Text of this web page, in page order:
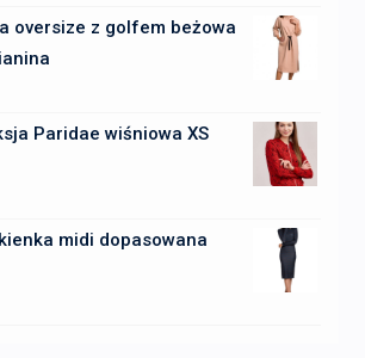
oversize z golfem beżowa
Paridae wiśniowa XS
midi dopasowana